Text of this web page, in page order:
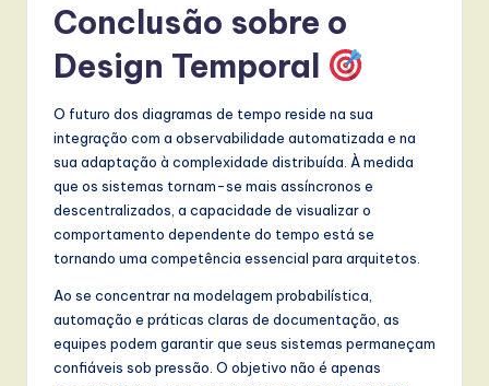
Conclusão sobre o
Design Temporal
O futuro dos diagramas de tempo reside na sua
integração com a observabilidade automatizada e na
sua adaptação à complexidade distribuída. À medida
que os sistemas tornam-se mais assíncronos e
descentralizados, a capacidade de visualizar o
comportamento dependente do tempo está se
tornando uma competência essencial para arquitetos.
Ao se concentrar na modelagem probabilística,
automação e práticas claras de documentação, as
equipes podem garantir que seus sistemas permaneçam
confiáveis sob pressão. O objetivo não é apenas